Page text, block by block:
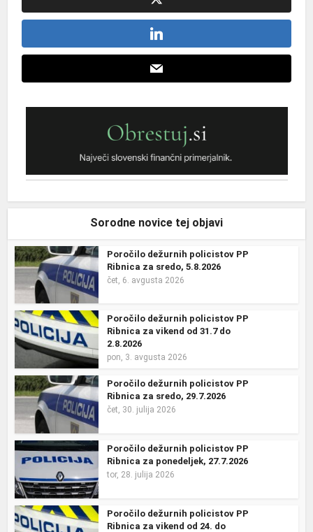
Sorodne novice tej objavi
Poročilo dežurnih policistov PP
Ribnica za sredo, 5.8.2026
čet, 6. avgusta 2026
Poročilo dežurnih policistov PP
Ribnica za vikend od 31.7 do
2.8.2026
pon, 3. avgusta 2026
Poročilo dežurnih policistov PP
Ribnica za sredo, 29.7.2026
čet, 30. julija 2026
Poročilo dežurnih policistov PP
Ribnica za ponedeljek, 27.7.2026
tor, 28. julija 2026
Poročilo dežurnih policistov PP
Ribnica za vikend od 24. do